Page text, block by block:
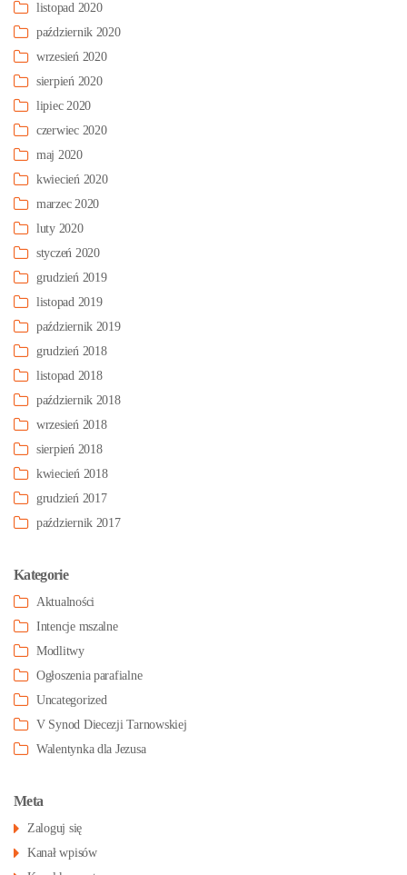
listopad 2020
październik 2020
wrzesień 2020
sierpień 2020
lipiec 2020
czerwiec 2020
maj 2020
kwiecień 2020
marzec 2020
luty 2020
styczeń 2020
grudzień 2019
listopad 2019
październik 2019
grudzień 2018
listopad 2018
październik 2018
wrzesień 2018
sierpień 2018
kwiecień 2018
grudzień 2017
październik 2017
Kategorie
Aktualności
Intencje mszalne
Modlitwy
Ogłoszenia parafialne
Uncategorized
V Synod Diecezji Tarnowskiej
Walentynka dla Jezusa
Meta
Zaloguj się
Kanał wpisów